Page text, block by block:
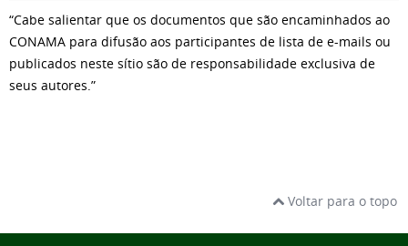
“Cabe salientar que os documentos que são encaminhados ao
CONAMA para difusão aos participantes de lista de e-mails ou
publicados neste sítio são de responsabilidade exclusiva de
seus autores.”
Voltar para o topo